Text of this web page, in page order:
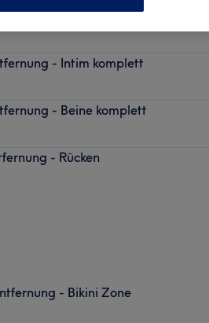
- Achseln
- Intim komplett
- Beine komplett
- Rücken
- Bikini Zone